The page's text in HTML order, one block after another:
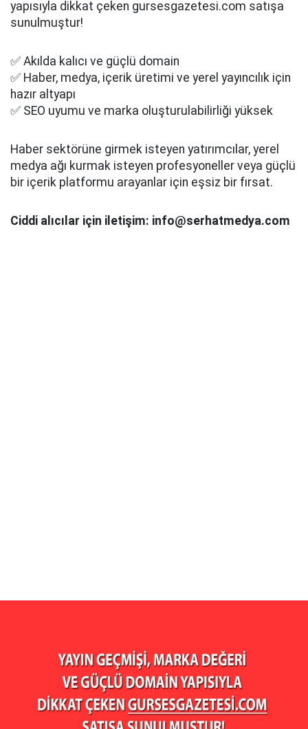
yapısıyla dikkat çeken gursesgazetesi.com satışa
sunulmuştur!
✅ Akılda kalıcı ve güçlü domain
✅ Haber, medya, içerik üretimi ve yerel yayıncılık için
hazır altyapı
✅ SEO uyumu ve marka oluşturulabilirliği yüksek
Haber sektörüne girmek isteyen yatırımcılar, yerel
medya ağı kurmak isteyen profesyoneller veya güçlü
bir içerik platformu arayanlar için eşsiz bir fırsat.
Ciddi alıcılar için iletişim: info@serhatmedya.com